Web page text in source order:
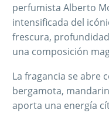
perfumista Alberto
intensificada del
frescura,
una composición
La fragancia se abre
bergamota,
aporta una energía